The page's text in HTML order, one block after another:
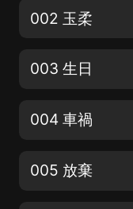
002 玉柔
003 生日
004 車禍
005 放棄